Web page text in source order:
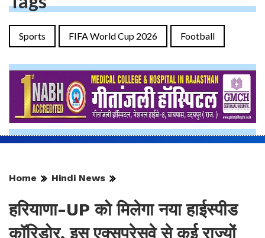
Sports FIFA World Cup 2026 Football
Home Hindi News
हरियाणा-UP को मिलेगा नया हाईस्पीड
कॉरिडोर, इस एक्सप्रेसवे से कई राज्यों